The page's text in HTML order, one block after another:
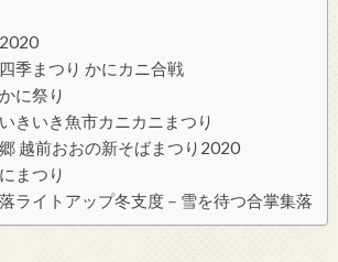
季まつり かにカニ合戦
に祭り
きいき魚市カニカニまつり
郷 越前おおの新そばまつり2020
まつり
ライトアップ冬支度－雪を待つ合掌集落